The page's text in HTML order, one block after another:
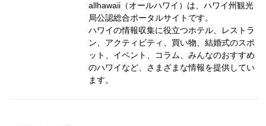
allhawaii（オールハワイ）は、ハワイ州観光
局公認総合ポータルサイトです。
ハワイの情報収集に役立つホテル、レストラ
ン、アクティビティ、買い物、結婚式のスポ
ット、イベント、コラム、みんなのおすすめ
のハワイなど、さまざまな情報を提供してい
ます。